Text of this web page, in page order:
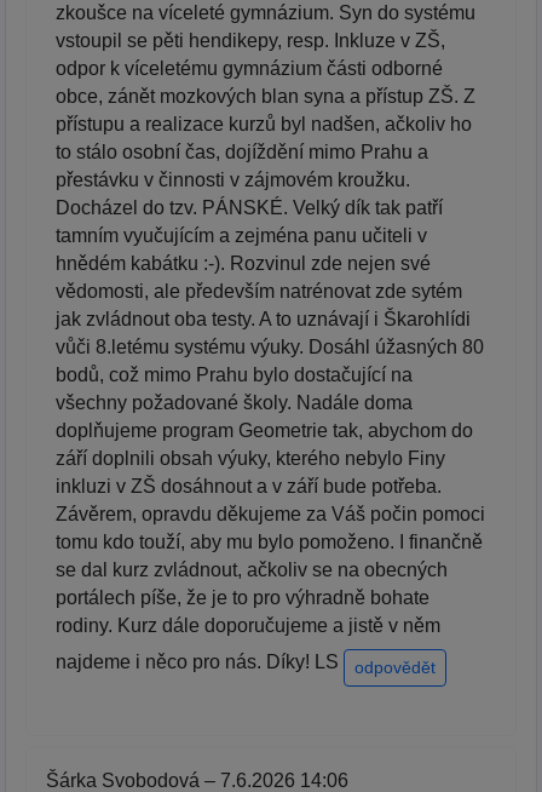
zkoušce na víceleté gymnázium. Syn do systému
vstoupil se pěti hendikepy, resp. Inkluze v ZŠ,
odpor k víceletému gymnázium části odborné
obce, zánět mozkových blan syna a přístup ZŠ. Z
přístupu a realizace kurzů byl nadšen, ačkoliv ho
to stálo osobní čas, dojíždění mimo Prahu a
přestávku v činnosti v zájmovém kroužku.
Docházel do tzv. PÁNSKÉ. Velký dík tak patří
tamním vyučujícím a zejména panu učiteli v
hnědém kabátku :-). Rozvinul zde nejen své
vědomosti, ale především natrénovat zde sytém
jak zvládnout oba testy. A to uznávají i Škarohlídi
vůči 8.letému systému výuky. Dosáhl úžasných 80
bodů, což mimo Prahu bylo dostačující na
všechny požadované školy. Nadále doma
doplňujeme program Geometrie tak, abychom do
září doplnili obsah výuky, kterého nebylo Finy
inkluzi v ZŠ dosáhnout a v září bude potřeba.
Závěrem, opravdu děkujeme za Váš počin pomoci
tomu kdo touží, aby mu bylo pomoženo. I finančně
se dal kurz zvládnout, ačkoliv se na obecných
portálech píše, že je to pro výhradně bohate
rodiny. Kurz dále doporučujeme a jistě v něm
najdeme i něco pro nás. Díky! LS
odpovědět
Šárka Svobodová – 7.6.2026 14:06